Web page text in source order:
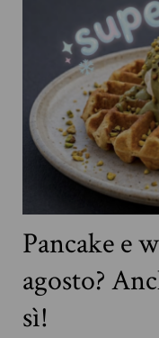
Pancake e
agosto?
sì!